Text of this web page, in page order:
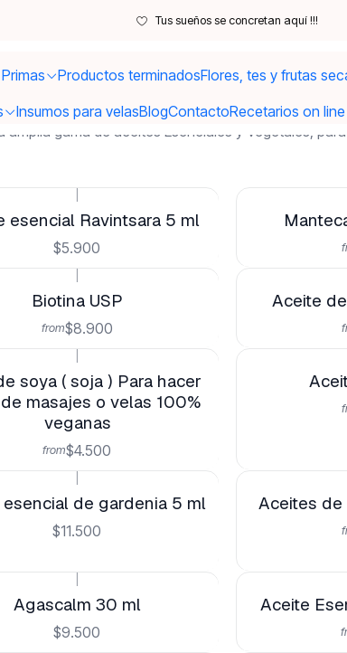
Productos terminadosFlores, tes y frutas
Insumos para velasBlogContactoRecetarios on line
Tus sueños se concretan aquí !!!
Inicio Aceites
Aceites
amplia gama de aceites Esenciales y Vegetales,
esencial Ravintsara 5 ml
$5.900
Biotina USP
from$8.900
Aceite
soya ( soja ) Para hacer
masajes o velas 100%
veganas
from$4.500
de gardenia 5 ml
$11.500
Aceites de
Agascalm 30 ml
$9.500
Aceite